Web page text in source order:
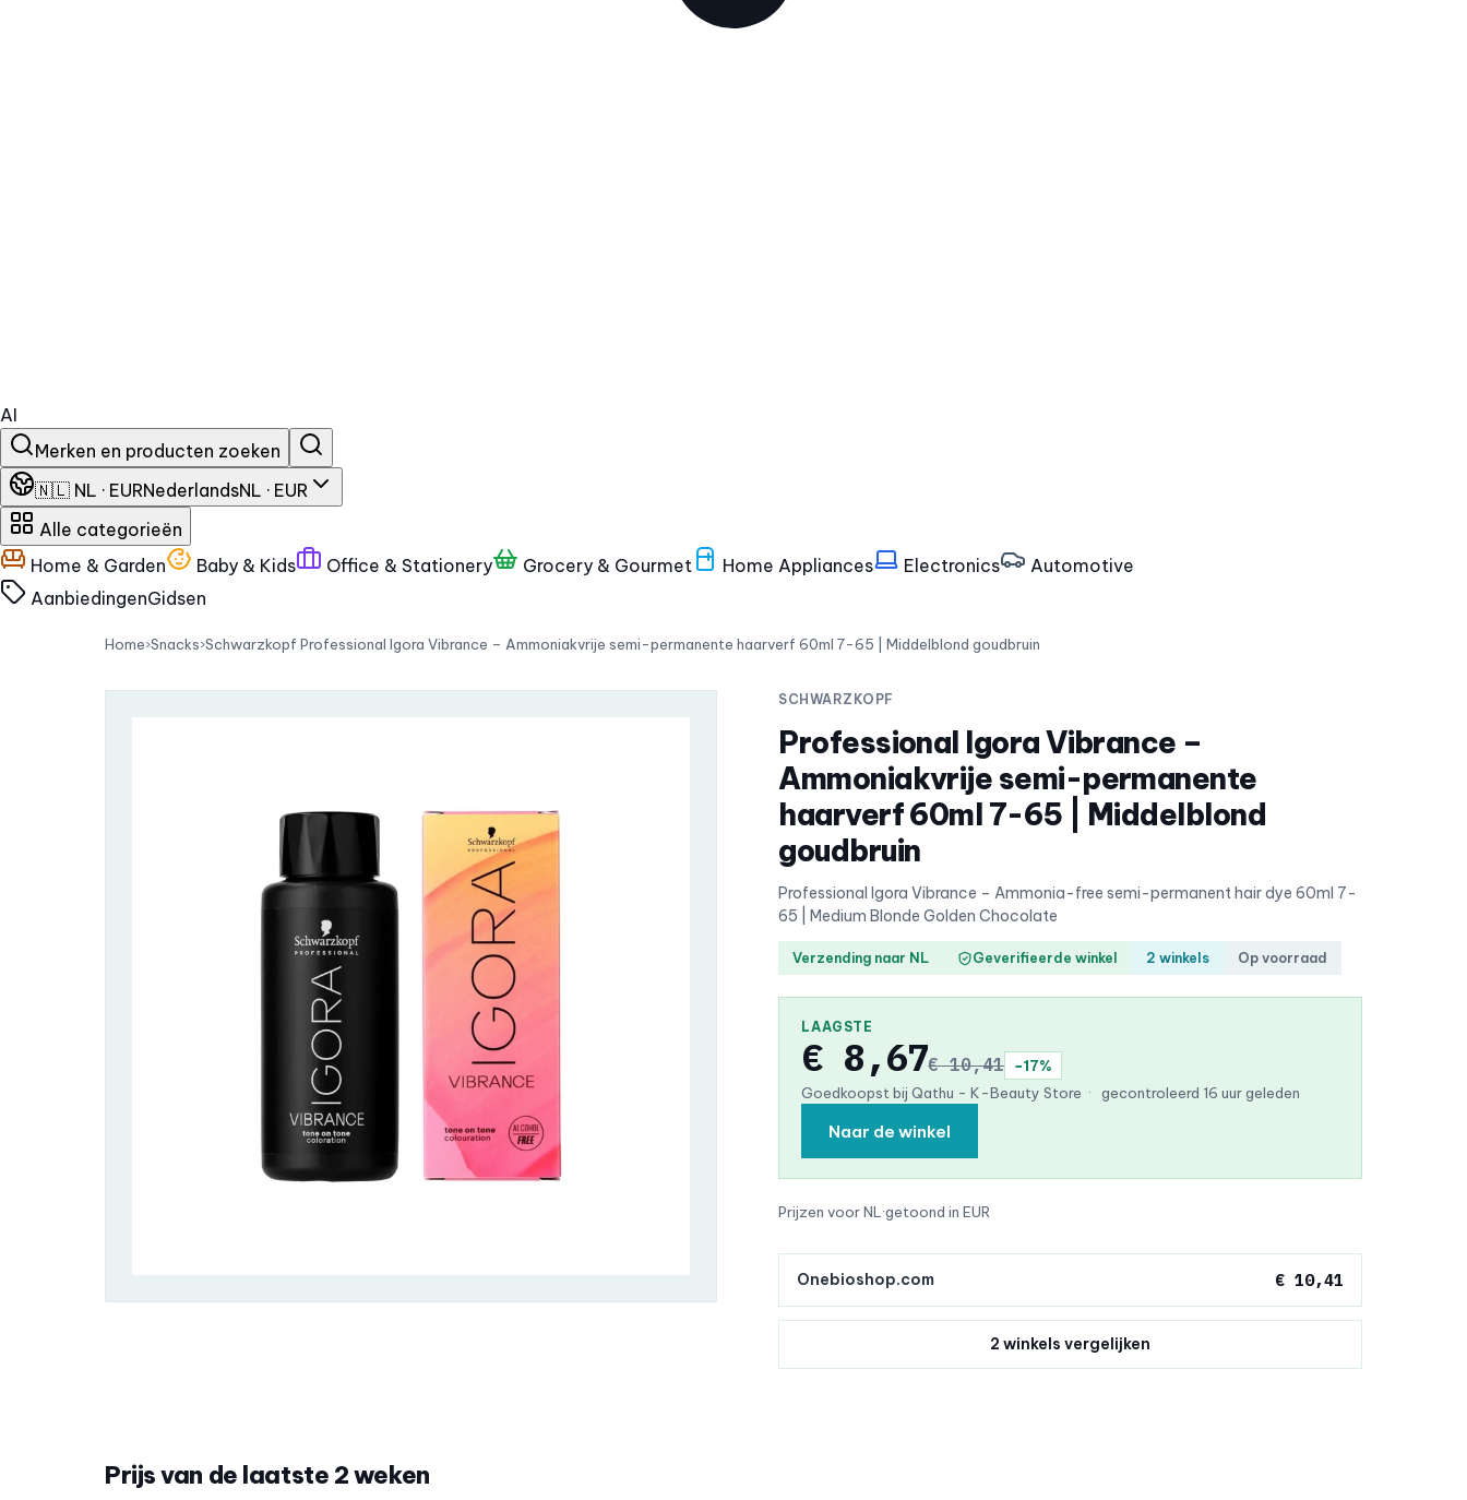
AI
Merken en producten zoeken
🇳🇱 NL · EURNederlandsNL · EUR
Alle categorieën
Home & Garden
Baby & Kids Office & Stationery Grocery & Gourmet Home Appliances Electronics
Automotive
AanbiedingenGidsen
Home›Snacks›Schwarzkopf Professional Igora Vibrance – Ammoniakvrije semi-permanente haarverf 60ml 7-65 | Middelblond goudbruin
SCHWARZKOPF
Professional Igora Vibrance –
Ammoniakvrije semi-permanente
haarverf 60ml 7-65 | Middelblond
goudbruin
Professional Igora Vibrance – Ammonia-free semi-permanent hair dye 60ml 7-
65 | Medium Blonde Golden Chocolate
Verzending naar NL Geverifieerde winkel 2 winkels Op voorraad
LAAGSTE
€ 8,67€ 10,41
−17%
Goedkoopst bij Qathu - K-Beauty Store · gecontroleerd 16 uur geleden
Naar de winkel
Prijzen voor NL ·getoond in EUR
Onebioshop.com € 10,41
2 winkels vergelijken
Prijs van de laatste 2 weken